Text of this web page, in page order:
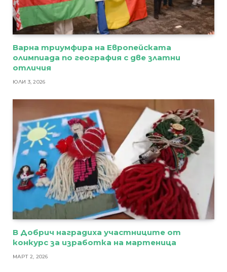
Варна триумфира на Европейската
олимпиада по география с две златни
отличия
ЮЛИ 3, 2026
В Добрич наградиха участниците от
конкурс за изработка на мартеница
МАРТ 2, 2026